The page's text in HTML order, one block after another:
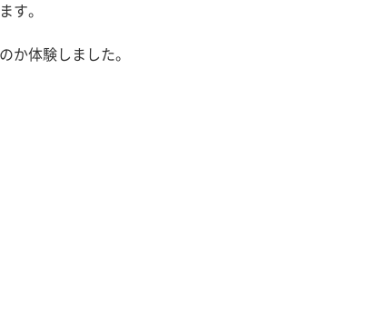
す。
か体験しました。